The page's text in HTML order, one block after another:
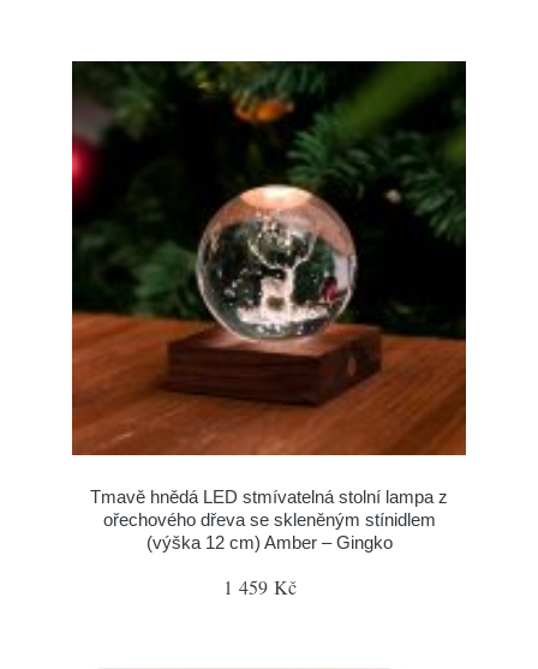
Tmavě hnědá LED stmívatelná stolní lampa z
ořechového dřeva se skleněným stínidlem
(výška 12 cm) Amber – Gingko
1 459 Kč